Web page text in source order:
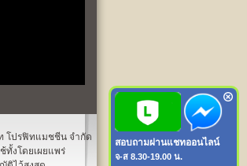
โปรฟิทแมชชีน จำกัด
ทั้งโดยเผยแพร่
สอบถามผ่านแชทออนไลน์
จ-ส 8.30-19.00 น.